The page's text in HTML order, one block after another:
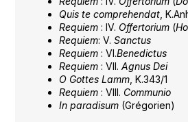
Quis te comprehendat,
Requiem : IV. Offertorium (
Requiem: V. Sanctus
Requiem : VI.Benedictus
Requiem : VII. Agnus Dei
O Gottes Lamm, K.343/1
Requiem : VIII. Communio
In paradisum (Grégorien)